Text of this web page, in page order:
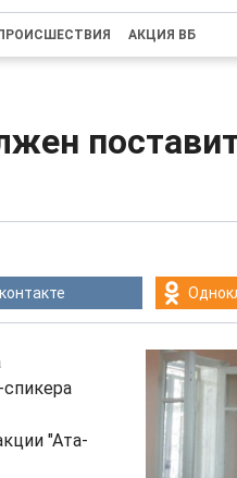
АКЦИЯ ВБ
"Ата-